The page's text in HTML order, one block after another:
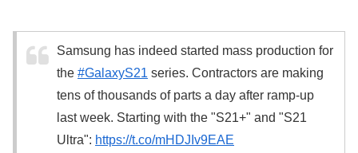
Samsung has indeed started mass production for
the #GalaxyS21 series. Contractors are making
tens of thousands of parts a day after ramp-up
last week. Starting with the "S21+" and "S21
Ultra": https://t.co/mHDJIv9EAE